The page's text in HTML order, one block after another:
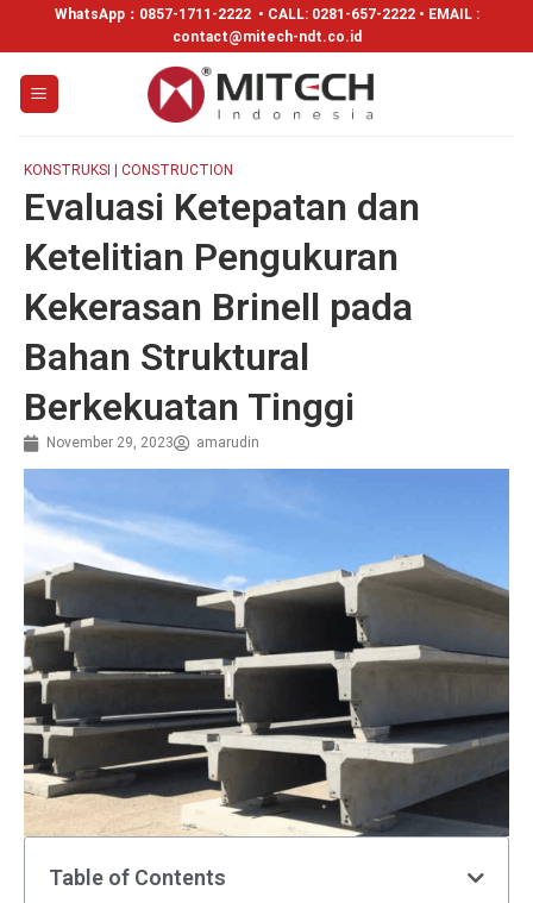
WhatsApp： 0857-1711-2222 • CALL: 0281-657-2222 • EMAIL :
contact@mitech-ndt.co.id
KONSTRUKSI | CONSTRUCTION
Evaluasi Ketepatan dan
Ketelitian Pengukuran
Kekerasan Brinell pada
Bahan Struktural
Berkekuatan Tinggi
November 29, 2023 amarudin
Table of Contents